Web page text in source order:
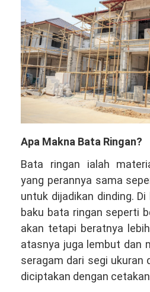
Apa Makna Bata Ringan?
Bata ringan ialah
yang perannya sama
untuk dijadikan dinding.
baku bata ringan seperti
akan tetapi beratnya
atasnya juga lembut dan
seragam dari segi ukuran
diciptakan dengan